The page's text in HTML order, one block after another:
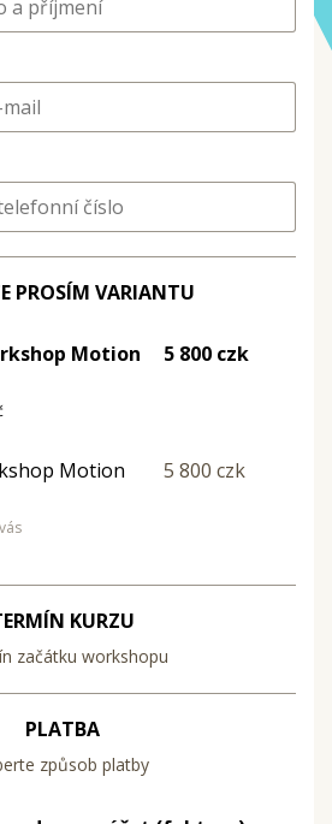
PROSÍM VARIANTU
Motion
5 800 czk
Motion
5 800 czk
KURZU
začátku workshopu
PLATBA
způsob platby